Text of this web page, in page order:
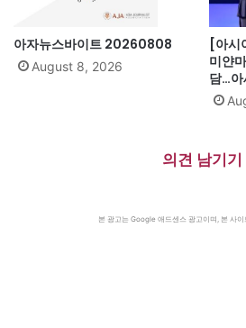
아자뉴스바이트 20260808
August 8, 2026
[아
미얀
담…아
의견 남기기
본 광고는 Google 애드센스 광고이며, 본 사이